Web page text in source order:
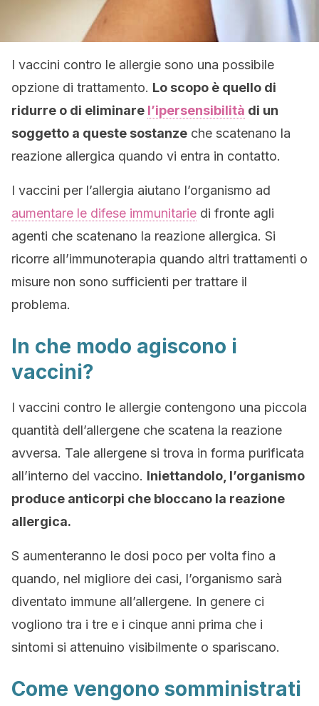
I vaccini contro le allergie sono una possibile
opzione di trattamento. Lo scopo è quello di
ridurre o di eliminare l’ipersensibilità di un
soggetto a queste sostanze che scatenano la
reazione allergica quando vi entra in contatto.
I vaccini per l’allergia aiutano l’organismo ad
aumentare le difese immunitarie di fronte agli
agenti che scatenano la reazione allergica. Si
ricorre all’immunoterapia quando altri trattamenti o
misure non sono sufficienti per trattare il
problema.
In che modo agiscono i
vaccini?
I vaccini contro le allergie contengono una piccola
quantità dell’allergene che scatena la reazione
avversa. Tale allergene si trova in forma purificata
all’interno del vaccino. Iniettandolo, l’organismo
produce anticorpi che bloccano la reazione
allergica.
S aumenteranno le dosi poco per volta fino a
quando, nel migliore dei casi, l’organismo sarà
diventato immune all’allergene. In genere ci
vogliono tra i tre e i cinque anni prima che i
sintomi si attenuino visibilmente o spariscano.
Come vengono somministrati